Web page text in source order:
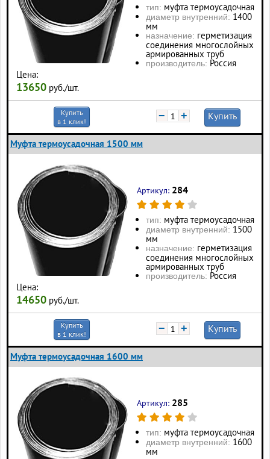
Цена:
13650 руб./шт.
тип: муфта термоусадочная
диаметр внутренний: 1400
мм
назначение: герметизация
соединения многослойных
армированных труб
производитель: Россия
Купить
в 1 клик!
− + Купить
Муфта термоусадочная 1500 мм
Цена:
14650 руб./шт.
Артикул: 284
тип: муфта термоусадочная
диаметр внутренний: 1500
мм
назначение: герметизация
соединения многослойных
армированных труб
производитель: Россия
Купить
в 1 клик!
− + Купить
Муфта термоусадочная 1600 мм
Артикул: 285
тип: муфта термоусадочная
диаметр внутренний: 1600
мм